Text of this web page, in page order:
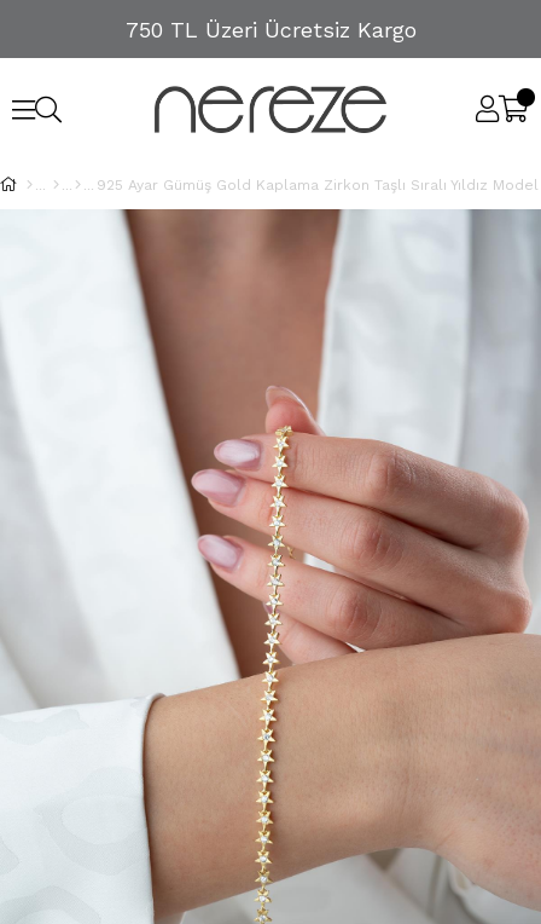
750 TL Üzeri Ücretsiz Kargo
925 Ayar Gümüş Gold Kaplama Zirkon Taşlı Sıralı Yıldız